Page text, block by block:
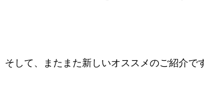
そして、またまた新しいオススメのご紹介で